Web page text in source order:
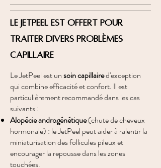
Le JetPeel est offert pour
traiter divers problèmes
capillaire
Le JetPeel est unsoin capillaired'exception
qui combine efficacité et confort. Il est
particulièrement recommandé dans les cas
suivants :
Alopécie androgénétique(chute de cheveux
hormonale) : le JetPeel peut aider à ralentir la
miniaturisation des follicules pileux et
encourager la repousse dans les zones
touchées.